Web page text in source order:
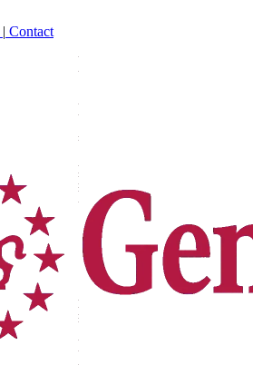
| Contact